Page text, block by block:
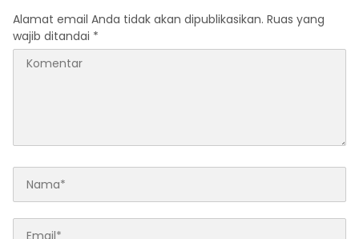
Alamat email Anda tidak akan dipublikasikan. Ruas yang
wajib ditandai *